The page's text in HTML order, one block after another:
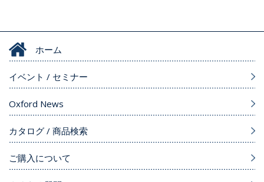
ホーム
イベント / セミナー
Oxford News
カタログ / 商品検索
ご購入について